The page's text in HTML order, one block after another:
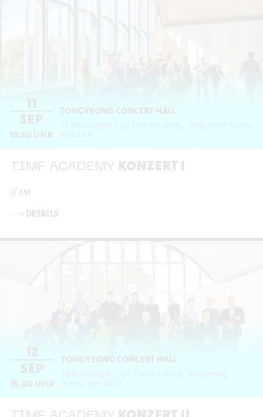
11
SEP
19.30 UHR
TONGYEONG CONCERT HALL
38 Keunbalgae 1-gil, Donam-dong, Tongyeong (Korea,
Republik)
TIMF ACADEMY KONZERT I
// em
⟶ DETAILS
12
SEP
15.00 UHR
TONGYEONG CONCERT HALL
38 Keunbalgae 1-gil, Donam-dong, Tongyeong
(Korea, Republik)